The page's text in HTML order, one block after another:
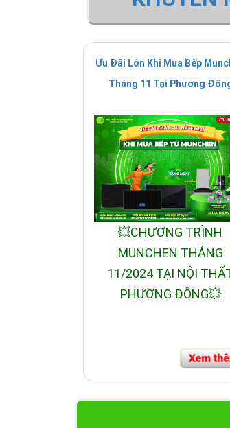
Ưu Đãi Lớn Khi Mua Bếp
Tháng 11 Tại Phương
💥CHƯƠNG TRÌNH
MUNCHEN THÁNG
11/2024 TẠI NỘI
PHƯƠNG ĐÔNG💥